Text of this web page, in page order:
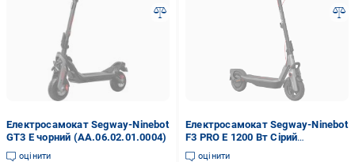
Електросамокат Segway-Ninebot
GT3 E чорний (AA.06.02.01.0004)
оцінити
Електросамокат Segway-Ninebot
F3 PRO E 1200 Вт Сірий
(AA.05.17.02.0003)
оцінити